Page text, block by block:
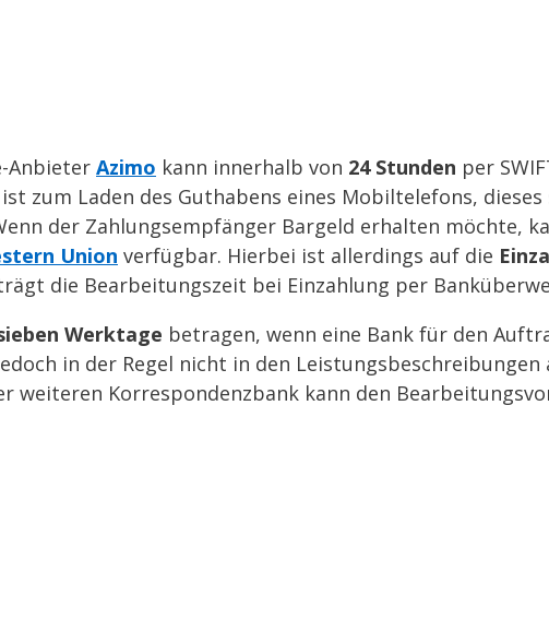
Anbieter Azimo kann innerhalb von 24 Stunden per
zum Laden des Guthabens eines Mobiltelefons,
der Zahlungsempfänger Bargeld erhalten möchte,
Union verfügbar. Hierbei ist allerdings auf die
die Bearbeitungszeit bei Einzahlung per
Werktage betragen, wenn eine Bank für den
in der Regel nicht in den
weiteren Korrespondenzbank kann den